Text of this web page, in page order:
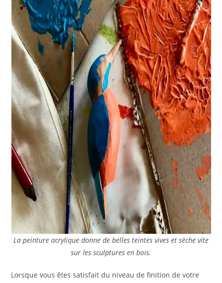
La peinture acrylique donne de belles teintes vives et sèche vite
sur les sculptures en bois.
Lorsque vous êtes satisfait du niveau de finition de votre